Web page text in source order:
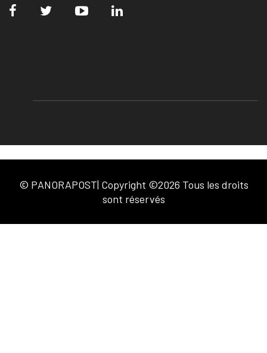
© PANORAPOST| Copyright ©2026 Tous les droits
sont réservés